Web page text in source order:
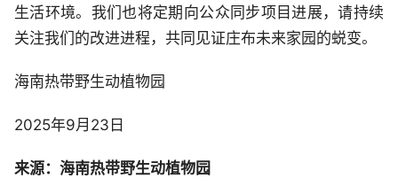
生活环境。我们也将定期向公众同步项目进展，请持续
关注我们的改进进程，共同见证庄布未来家园的蜕变。
海南热带野生动植物园
2025年9月23日
来源：海南热带野生动植物园